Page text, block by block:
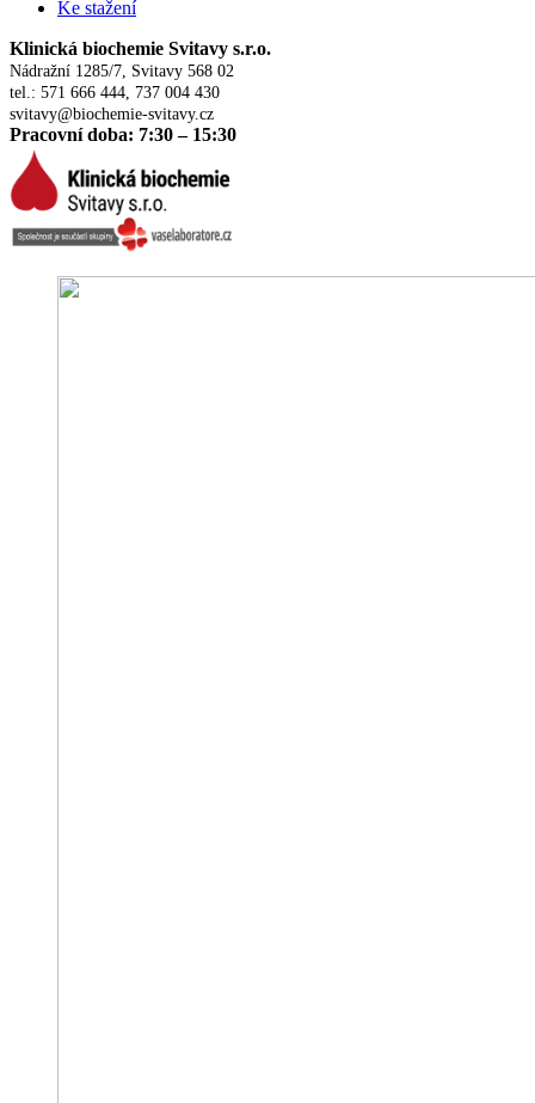
Ke stažení
Klinická biochemie Svitavy s.r.o.
Nádražní 1285/7, Svitavy 568 02
tel.: 571 666 444, 737 004 430
svitavy@biochemie-svitavy.cz
Pracovní doba: 7:30 – 15:30